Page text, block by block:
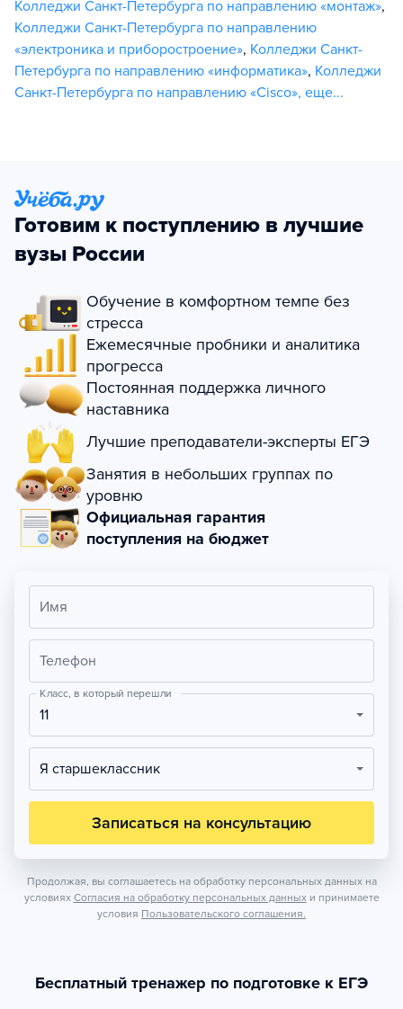
Колледжи Санкт-Петербурга по направлению «монтаж»,
Колледжи Санкт-Петербурга по направлению
«электроника и приборостроение», Колледжи Санкт-
Петербурга по направлению «информатика», Колледжи
Санкт-Петербурга по направлению «Cisco», еще...
Готовим к поступлению в лучшие
вузы России
Обучение в комфортном темпе без
стресса
Ежемесячные пробники и аналитика
прогресса
Постоянная поддержка личного
наставника
Лучшие преподаватели-эксперты ЕГЭ
Занятия в небольших группах по
уровню
Официальная гарантия
поступления на бюджет
Имя
Телефон
Класс, в который перешли
11
Я старшеклассник
Записаться на консультацию
Продолжая, вы соглашаетесь на обработку персональных данных на
условиях Согласия на обработку персональных данных и принимаете
условия Пользовательского соглашения.
Бесплатный тренажер по подготовке к ЕГЭ